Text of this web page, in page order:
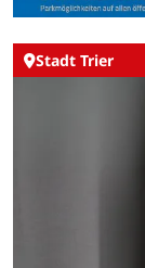
Stadt Trier